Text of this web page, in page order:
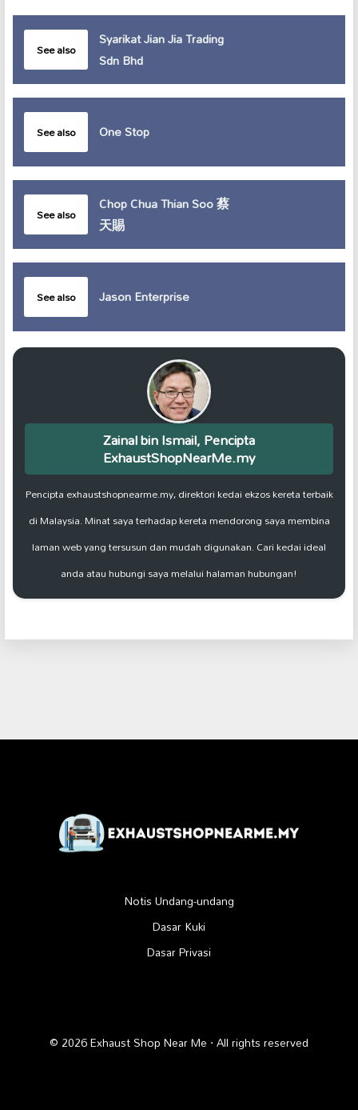
See also
Syarikat Jian Jia Trading
Sdn Bhd
See also One Stop
See also
Chop Chua Thian Soo 蔡
天賜
See also Jason Enterprise
Zainal bin Ismail, Pencipta
ExhaustShopNearMe.my
Pencipta exhaustshopnearme.my, direktori kedai ekzos kereta terbaik
di Malaysia. Minat saya terhadap kereta mendorong saya membina
laman web yang tersusun dan mudah digunakan. Cari kedai ideal
anda atau hubungi saya melalui halaman hubungan!
Notis Undang-undang
Dasar Kuki
Dasar Privasi
© 2026 Exhaust Shop Near Me · All rights reserved